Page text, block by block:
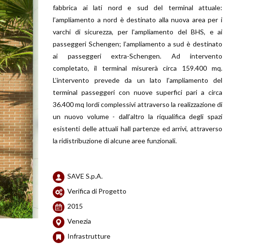
fabbrica ai lati nord e sud del terminal attuale:
l’ampliamento a nord è destinato alla nuova area per i
varchi di sicurezza, per l’ampliamento del BHS, e ai
passeggeri Schengen; l’ampliamento a sud è destinato
ai passeggeri extra-Schengen. Ad intervento
completato, il terminal misurerà circa 159.400 mq.
L’intervento prevede da un lato l’ampliamento del
terminal passeggeri con nuove superfici pari a circa
36.400 mq lordi complessivi attraverso la realizzazione di
un nuovo volume - dall’altro la riqualifica degli spazi
esistenti delle attuali hall partenze ed arrivi, attraverso
la ridistribuzione di alcune aree funzionali.
SAVE S.p.A.
Verifica di Progetto
2015
Venezia
Infrastrutture